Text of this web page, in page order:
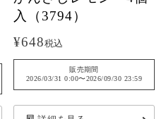
入（3794）
¥648税込
販売期間
2026/03/31 0:00〜2026/09/30 23:59